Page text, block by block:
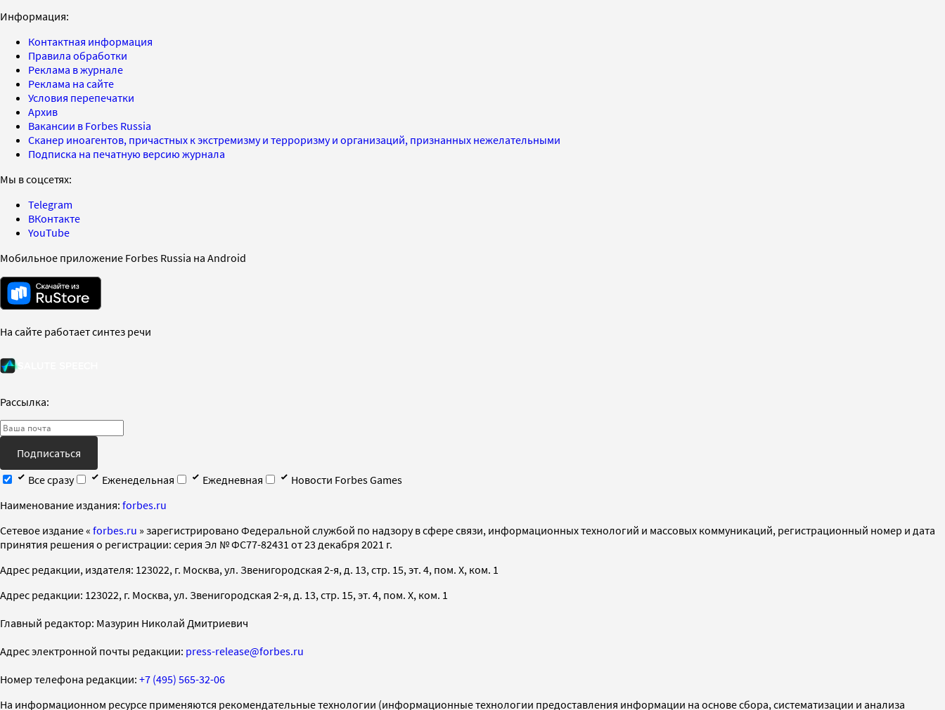
Информация:
Контактная информация
Правила обработки
Реклама в журнале
Реклама на сайте
Условия перепечатки
Архив
Вакансии в Forbes Russia
Сканер иноагентов, причастных к экстремизму и терроризму и организаций, признанных нежелательными
Подписка на печатную версию журнала
Мы в соцсетях:
Telegram
ВКонтакте
YouTube
Мобильное приложение Forbes Russia на Android
На сайте работает синтез речи
Рассылка:
Подписаться
Все сразу
Еженедельная Ежедневная
Новости Forbes Games
Наименование издания: forbes.ru
Cетевое издание « forbes.ru » зарегистрировано Федеральной службой по надзору в сфере связи, информационных технологий и массовых коммуникаций, регистрационный номер и дата
принятия решения о регистрации: серия Эл № ФС77-82431 от 23 декабря 2021 г.
Адрес редакции, издателя: 123022, г. Москва, ул. Звенигородская 2-я, д. 13, стр. 15, эт. 4, пом. X, ком. 1
Адрес редакции: 123022, г. Москва, ул. Звенигородская 2-я, д. 13, стр. 15, эт. 4, пом. X, ком. 1
Главный редактор: Мазурин Николай Дмитриевич
Адрес электронной почты редакции: press-release@forbes.ru
Номер телефона редакции: +7 (495) 565-32-06
На информационном ресурсе применяются рекомендательные технологии (информационные технологии предоставления информации на основе сбора, систематизации и анализа